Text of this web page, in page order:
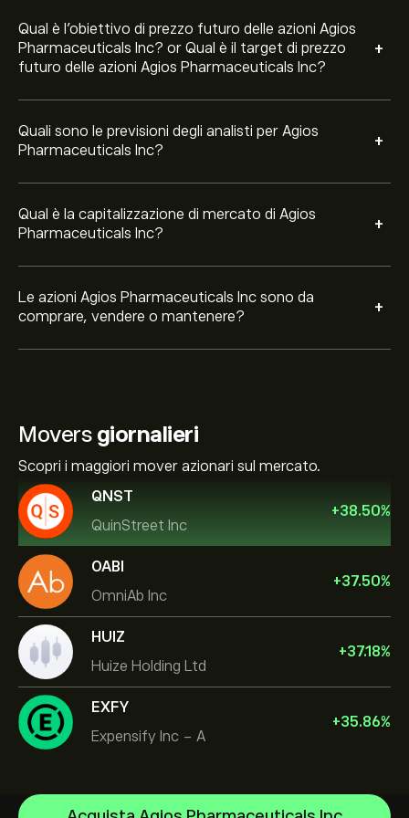
Qual è l'obiettivo di prezzo futuro delle azioni Agios
Pharmaceuticals Inc? or Qual è il target di prezzo
futuro delle azioni Agios Pharmaceuticals Inc?
+
Quali sono le previsioni degli analisti per Agios
Pharmaceuticals Inc?
+
Qual è la capitalizzazione di mercato di Agios
Pharmaceuticals Inc?
+
Le azioni Agios Pharmaceuticals Inc sono da
comprare, vendere o mantenere?
+
Movers giornalieri
Scopri i maggiori mover azionari sul mercato.
QNST
QuinStreet Inc
+38.50%
OABI
OmniAb Inc
+37.50%
HUIZ
Huize Holding Ltd
+37.18%
EXFY
Expensify Inc - A
+35.86%
Celestica Inc